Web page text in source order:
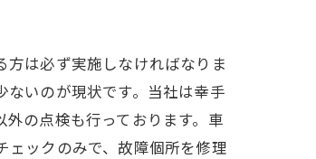
は必ず実施しなければなりま
いのが現状です。当社は幸手
の点検も行っております。車
ックのみで、故障個所を修理